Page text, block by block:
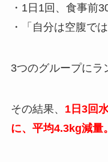
・1日1回、食事前
・「自分は空腹で
3つのグループにラ
その結果、 1日3回
に、平均4.3kg減量。